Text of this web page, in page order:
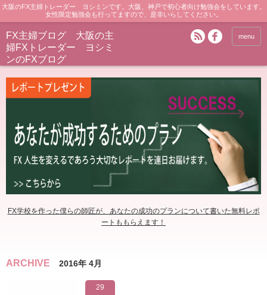
大阪のFX主婦トレーダー ヨシミンです。大阪、神戸で初心者向け勉強会をしています。
女性限定勉強会も行ってますので、是非いらしてください。
FX主婦ブログ 大阪の主
婦FXトレーダー ヨシミ
ンのFXブログ
menu
FX学校を作った僕らの師匠が、あなたの成功のプランについて書いた無料レポ
ートももらえます！
ARCHIVE 2016年 4月
29